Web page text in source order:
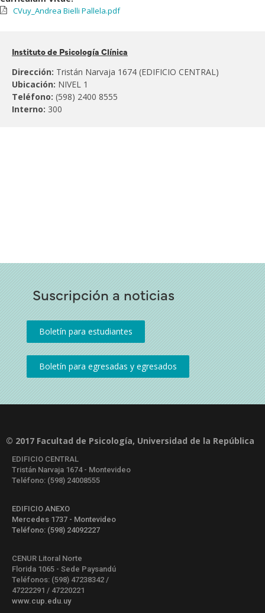
CVuy_Andrea Bielli Pallela.pdf
al:
Instituto de Psicología Clínica
Dirección: Tristán Narvaja 1674 (EDIFICIO CENTRAL)
Ubicación: NIVEL 1
Teléfono: (598) 2400 8555
Interno: 300
Suscripción a noticias
© 2017 Facultad de Psicología, Universidad de la República
EDIFICIO CENTRAL
Tristán Narvaja 1674 - Montevideo
Teléfono: (598) 24008555
EDIFICIO ANEXO
Mercedes 1737 - Montevideo
Teléfono: (598) 24092227
CENUR Litoral Norte
Florida 1065 - Sede Paysandú
Teléfonos: (598) 47238342 /
47222291 / 47220221
www.cup.edu.uy